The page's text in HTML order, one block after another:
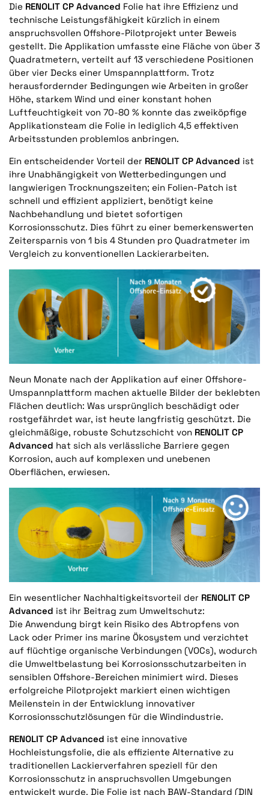
Die RENOLIT CP Advanced Folie hat ihre Effizienz und
technische Leistungsfähigkeit kürzlich in einem
anspruchsvollen Offshore-Pilotprojekt unter Beweis
gestellt. Die Applikation umfasste eine Fläche von über 3
Quadratmetern, verteilt auf 13 verschiedene Positionen
über vier Decks einer Umspannplattform. Trotz
herausfordernder Bedingungen wie Arbeiten in großer
Höhe, starkem Wind und einer konstant hohen
Luftfeuchtigkeit von 70-80 % konnte das zweiköpfige
Applikationsteam die Folie in lediglich 4,5 effektiven
Arbeitsstunden problemlos anbringen.
Ein entscheidender Vorteil der RENOLIT CP Advanced ist
ihre Unabhängigkeit von Wetterbedingungen und
langwierigen Trocknungszeiten; ein Folien-Patch ist
schnell und effizient appliziert, benötigt keine
Nachbehandlung und bietet sofortigen
Korrosionsschutz. Dies führt zu einer bemerkenswerten
Zeitersparnis von 1 bis 4 Stunden pro Quadratmeter im
Vergleich zu konventionellen Lackierarbeiten.
Neun Monate nach der Applikation auf einer Offshore-
Umspannplattform machen aktuelle Bilder der beklebten
Flächen deutlich: Was ursprünglich beschädigt oder
rostgefährdet war, ist heute langfristig geschützt. Die
gleichmäßige, robuste Schutzschicht von RENOLIT CP
Advanced hat sich als verlässliche Barriere gegen
Korrosion, auch auf komplexen und unebenen
Oberflächen, erwiesen.
Ein wesentlicher Nachhaltigkeitsvorteil der RENOLIT CP
Advanced ist ihr Beitrag zum Umweltschutz:
Die Anwendung birgt kein Risiko des Abtropfens von
Lack oder Primer ins marine Ökosystem und verzichtet
auf flüchtige organische Verbindungen (VOCs), wodurch
die Umweltbelastung bei Korrosionsschutzarbeiten in
sensiblen Offshore-Bereichen minimiert wird. Dieses
erfolgreiche Pilotprojekt markiert einen wichtigen
Meilenstein in der Entwicklung innovativer
Korrosionsschutzlösungen für die Windindustrie.
RENOLIT CP Advanced ist eine innovative
Hochleistungsfolie, die als effiziente Alternative zu
traditionellen Lackierverfahren speziell für den
Korrosionsschutz in anspruchsvollen Umgebungen
entwickelt wurde. Die Folie ist nach BAW-Standard (DIN